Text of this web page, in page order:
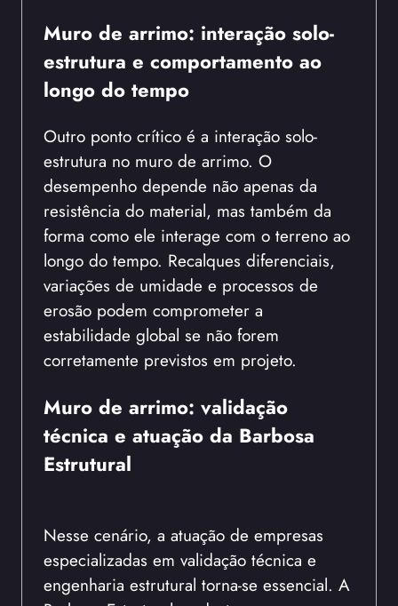
Muro de arrimo: interação solo-
estrutura e comportamento ao
longo do tempo
Outro ponto crítico é a interação solo-
estrutura no muro de arrimo. O
desempenho depende não apenas da
resistência do material, mas também da
forma como ele interage com o terreno ao
longo do tempo. Recalques diferenciais,
variações de umidade e processos de
erosão podem comprometer a
estabilidade global se não forem
corretamente previstos em projeto.
Muro de arrimo: validação
técnica e atuação da Barbosa
Estrutural
Nesse cenário, a atuação de empresas
especializadas em validação técnica e
engenharia estrutural torna-se essencial. A